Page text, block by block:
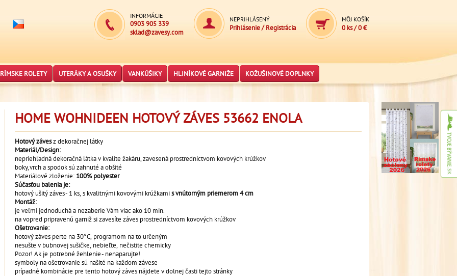
INFORMÁCIE
0903 905 339
sklad@zavesy.com
NEPRIHLÁSENÝ
Prihlásenie/Registrácia
MÔJ KOŠÍK
0 ks/0 €
RÍMSKE ROLETY UTERÁKY A OSUŠKY VANKÚŠIKY HLINÍKOVÉ GARNIŽE KOŽUŠINOVÉ DOPLNKY
HOME WOHNIDEEN HOTOVÝ ZÁVES 53662 ENOLA
Hotový závesz dekoračnej látky
Materiál/Design:
nepriehľadná dekoračná látkav kvalite žakáru,zavesená prostredníctvom kovových krúžkov
boky, vrch a spodok sú zahnuté a obšité
Materiálové zloženie: 100% polyester
Súčasťou balenia je:
hotový ušitý záves - 1 ks, s kvalitnými kovovými krúžkamis vnútorným priemerom 4 cm
Montáž:
je veľmi jednoduchá a nezaberie Vám viac ako 10 min.
na vopred pripravenú garniž si zavesíte záves prostredníctvom kovových krúžkov
Ošetrovanie:
hotový záves perte na 30°C, programom na to určeným
nesušte v bubnovej sušičke, nebieľte, nečistite chemicky
Pozor! Ak je potrebné žehlenie - nenaparujte!
symboly na ošetrovanie sú našité na každom závese
prípadné kombinácie pre tento hotový záves nájdete v dolnej časti tejto stránky